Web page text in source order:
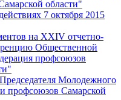
области"
7 октября 2015
на XXIV отчетно-
Общественной
профсоюзов
Молодежного
профсоюзов Самарской